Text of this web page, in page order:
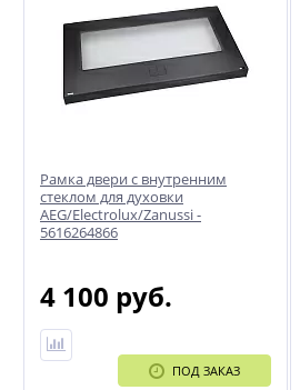
Рамка двери с внутренним
стеклом для духовки
AEG/Electrolux/Zanussi -
5616264866
4 100 руб.
ПОД ЗАКАЗ